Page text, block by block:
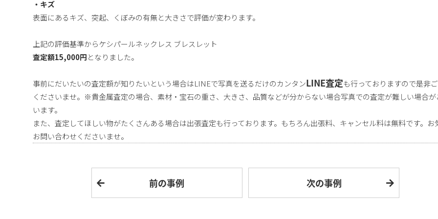
・キズ
表面にあるキズ、突起、くぼみの有無と大きさで評価が変わります。
上記の評価基準からケシパールネックレス ブレスレット
査定額15,000円となりました。
事前にだいたいの査定額が知りたいという場合はLINEで写真を送るだけのカンタンLINE査定も行っておりますので是非
くださいませ。※貴金属査定の場合、素材・宝石の重さ、大きさ、品質などが分からない場合写真での査定が難しい場合が
います。
また、査定してほしい物がたくさんある場合は出張査定も行っております。もちろん出張料、キャンセル料は無料です。お
お問い合わせくださいませ。
前の事例 次の事例